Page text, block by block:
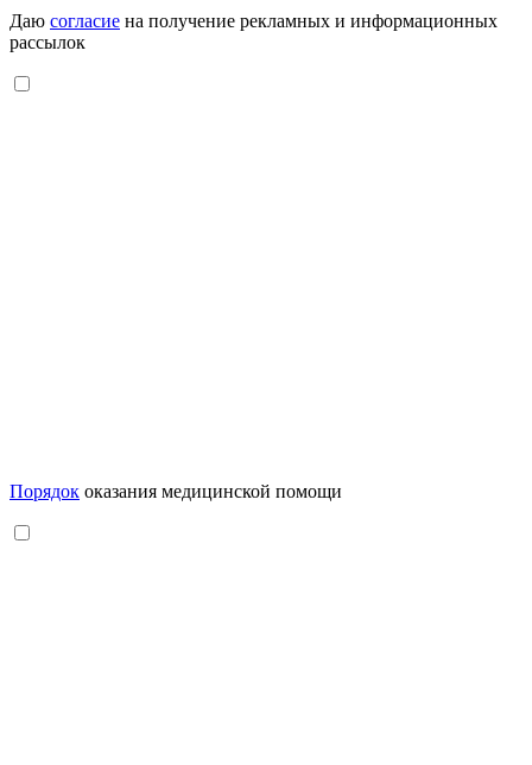
Даю согласие на получение рекламных и информационных
рассылок
Порядок оказания медицинской помощи